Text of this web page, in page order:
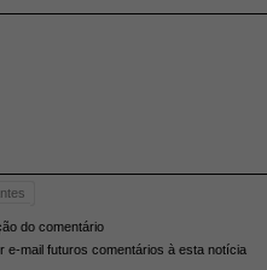
do comentário
e-mail futuros comentários à esta notícia